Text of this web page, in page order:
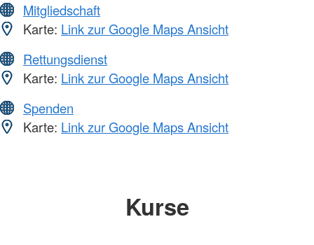
Mitgliedschaft
Karte: Link zur Google Maps Ansicht
Rettungsdienst
Karte: Link zur Google Maps Ansicht
Spenden
Karte: Link zur Google Maps Ansicht
Kurse